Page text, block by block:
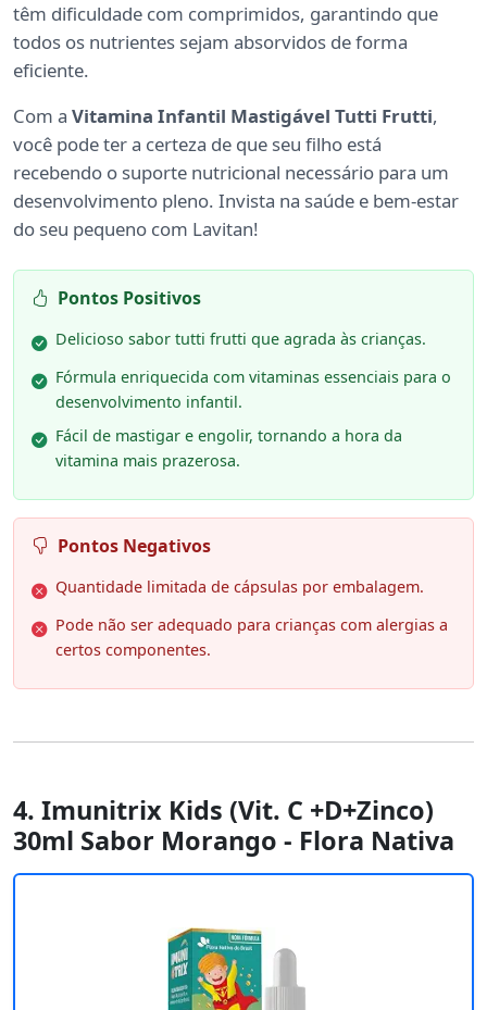
têm dificuldade com comprimidos, garantindo que
todos os nutrientes sejam absorvidos de forma
eficiente.
Com a Vitamina Infantil Mastigável Tutti Frutti,
você pode ter a certeza de que seu filho está
recebendo o suporte nutricional necessário para um
desenvolvimento pleno. Invista na saúde e bem-estar
do seu pequeno com Lavitan!
Pontos Positivos
Delicioso sabor tutti frutti que agrada às crianças.
Fórmula enriquecida com vitaminas essenciais para o
desenvolvimento infantil.
Fácil de mastigar e engolir, tornando a hora da
vitamina mais prazerosa.
Pontos Negativos
Quantidade limitada de cápsulas por embalagem.
Pode não ser adequado para crianças com alergias a
certos componentes.
4. Imunitrix Kids (Vit. C +D+Zinco)
30ml Sabor Morango - Flora Nativa